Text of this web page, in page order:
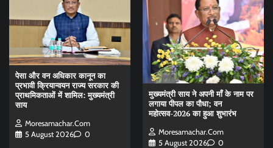
पेसा और वन अधिकार कानून का
प्रभावी क्रियान्वयन राज्य सरकार की
प्राथमिकताओं में शामिल: मुख्यमंत्री
साय
Moresamachar.com
5 August 2026
0
मुख्यमंत्री साय ने अपनी माँ के नाम पर
लगाया पीपल का पौधा; वन
महोत्सव-2026 का हुआ शुभारंभ
Moresamachar.com
5 August 2026
0